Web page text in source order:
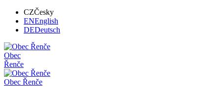
CZČesky
ENEnglish
DEDeutsch
Obec
Řenče
Obec Řenče